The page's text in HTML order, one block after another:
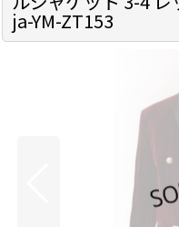
ja-YM-ZT153